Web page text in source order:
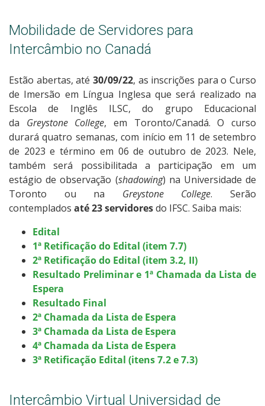
Mobilidade de Servidores para
Intercâmbio no Canadá
Estão abertas, até 30/09/22, as inscrições para o Curso
de Imersão em Língua Inglesa que será realizado na
Escola de Inglês ILSC, do grupo Educacional
da Greystone College, em Toronto/Canadá. O curso
durará quatro semanas, com início em 11 de setembro
de 2023 e término em 06 de outubro de 2023. Nele,
também será possibilitada a participação em um
estágio de observação (shadowing) na Universidade de
Toronto ou na Greystone College. Serão
contemplados até 23 servidoresdo IFSC. Saiba mais:
Edital
1ª Retificação do Edital (item 7.7)
2ª Retificação do Edital (item 3.2, II)
Resultado Preliminar e 1ª Chamada da Lista de
Espera
Resultado Final
2ª Chamada da Lista de Espera
3ª Chamada da Lista de Espera
4ª Chamada da Lista de Espera
3ª Retificação Edital (itens 7.2 e 7.3)
Intercâmbio Virtual Universidad de